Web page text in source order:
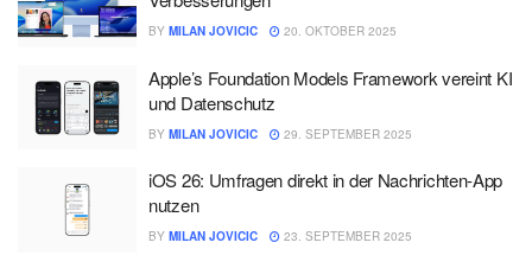
BY MILAN JOVICIC 20. OKTOBER 2025
Apple’s Foundation Models Framework vereint KI
und Datenschutz
BY MILAN JOVICIC 29. SEPTEMBER 2025
iOS 26: Umfragen direkt in der Nachrichten-App
nutzen
BY MILAN JOVICIC 23. SEPTEMBER 2025